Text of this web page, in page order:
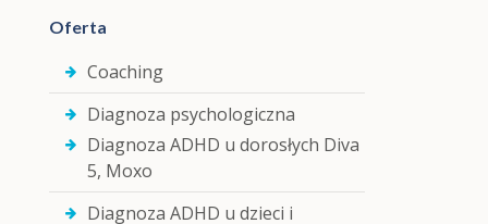
Oferta
Coaching
Diagnoza psychologiczna
Diagnoza ADHD u dorosłych Diva
5, Moxo
Diagnoza ADHD u dzieci i